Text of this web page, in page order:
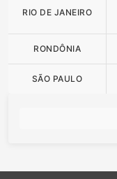
RIO DE JANEIRO
RONDÔNIA
SÃO PAULO